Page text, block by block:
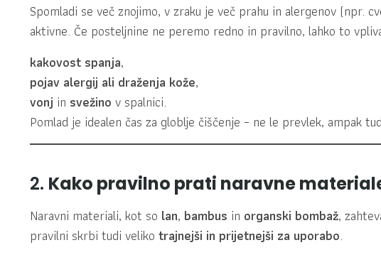
Spomladi se več znojimo, v zraku je več prahu in alergenov (npr.
aktivne. Če posteljnine ne peremo redno in pravilno, lahko to
kakovost spanja,
pojav alergij ali draženja kože,
vonj in svežino v spalnici.
Pomlad je idealen čas za globlje čiščenje – ne le prevlek, ampak
2. Kako pravilno prati naravne
Naravni materiali, kot so lan, bambus in organski bombaž,
pravilni skrbi tudi veliko trajnejši in prijetnejši za uporabo.